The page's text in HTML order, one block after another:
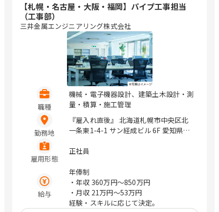
【札幌・名古屋・大阪・福岡】パイプ工事担当
（工事部）
三井金属エンジニアリング株式会社
職種
機械・電子機器設計、建築土木設計・測
量・積算・施工管理
勤務地
『雇入れ直後』 北海道札幌市中央区北
一条東1-4-1 サン経成ビル 6F 愛知県名
7F 大阪府吹田市江坂町1-23-101 大同生
浜2-1-22 福岡SRPセンタービル 6F / 拠
点による
雇用形態
正社員
給与
年俸制
・年収 360万円〜850万円
・月収 21万円〜53万円
経験・スキルに応じて決定。